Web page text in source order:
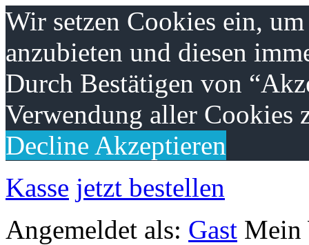
Wir setzen Cookies ein,
anzubieten und diesen
Durch Bestätigen von
Verwendung aller Cookies
Decline Akzeptieren
Kasse jetzt bestellen
Angemeldet als: Gast Mein